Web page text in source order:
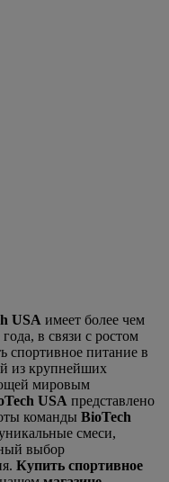
USA имеет более чем
в связи с ростом
спортивное питание в
из крупнейших
мировым
USA представлено
команды BioTech
смеси,
выбор
Купить спортивное